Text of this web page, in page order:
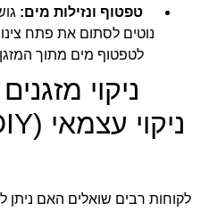
טפטוף ונזילות מים:
נוטים לסתום את פתח
לטפטוף מים מתוך
ניקוי
לקוחות רבים שואלים האם ניתן